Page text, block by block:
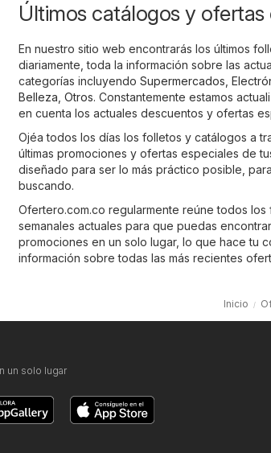
Últimos catálogos y ofertas
En nuestro sitio web encontrarás los últimos
diariamente, toda la información sobre las
categorías incluyendo Supermercados
Belleza Otros. Constantemente estamos
en cuenta los actuales descuentos y ofertas
Ojéa todos los días los folletos y catálogos a
últimas promociones y ofertas especiales de
diseñado para ser lo más práctico posible,
buscando.
Ofertero.com.co regularmente reúne todos
semanales actuales para que puedas
promociones en un solo lugar, lo que hace tu
información sobre todas las más recientes
Inicio
un solo lugar